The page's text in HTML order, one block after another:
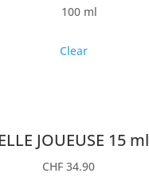
100 ml
Clear
JOUEUSE 15 ml
CHF34.90